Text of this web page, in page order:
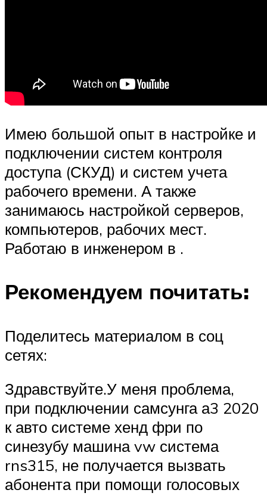
Имею большой опыт в настройке и
подключении систем контроля
доступа (СКУД) и систем учета
рабочего времени. А также
занимаюсь настройкой серверов,
компьютеров, рабочих мест.
Работаю в инженером в .
Рекомендуем почитать:
Поделитесь материалом в соц
сетях:
Здравствуйте.У меня проблема,
при подключении самсунга а3 2020
к авто системе хенд фри по
синезубу машина vw система
rns315, не получается вызвать
абонента при помощи голосовых